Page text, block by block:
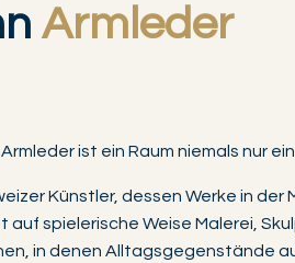
Armleder
ist ein Raum niemals nur ein
Künstler, dessen Werke in
auf spielerische Weise Malerei,
in denen Alltagsgegenstände